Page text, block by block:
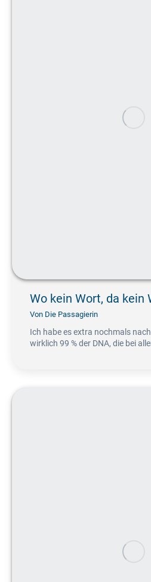
Wo kein Wort, da kein
Von Die Passagierin
Ich habe es extra nochmals
wirklich 99 % der DNA, die bei